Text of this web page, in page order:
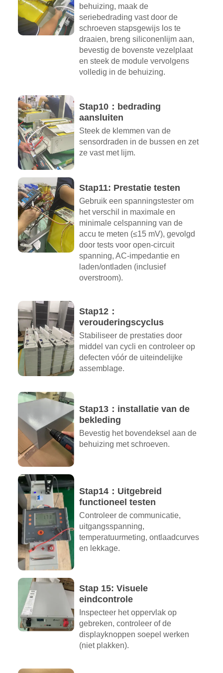
behuizing, maak de
seriebedrading vast door de
schroeven stapsgewijs los te
draaien, breng siliconenlijm aan,
bevestig de bovenste vezelplaat
en steek de module vervolgens
volledig in de behuizing.
Stap10：bedrading
aansluiten
Steek de klemmen van de
sensordraden in de bussen en zet
ze vast met lijm.
Stap11: Prestatie testen
Gebruik een spanningstester om
het verschil in maximale en
minimale celspanning van de
accu te meten (≤15 mV), gevolgd
door tests voor open-circuit
spanning, AC-impedantie en
laden/ontladen (inclusief
overstroom).
Stap12：
verouderingscyclus
Stabiliseer de prestaties door
middel van cycli en controleer op
defecten vóór de uiteindelijke
assemblage.
Stap13：installatie van de
bekleding
Bevestig het bovendeksel aan de
behuizing met schroeven.
Stap14：Uitgebreid
functioneel testen
Controleer de communicatie,
uitgangsspanning,
temperatuurmeting, ontlaadcurves
en lekkage.
Stap 15: Visuele
eindcontrole
Inspecteer het oppervlak op
gebreken, controleer of de
displayknoppen soepel werken
(niet plakken).